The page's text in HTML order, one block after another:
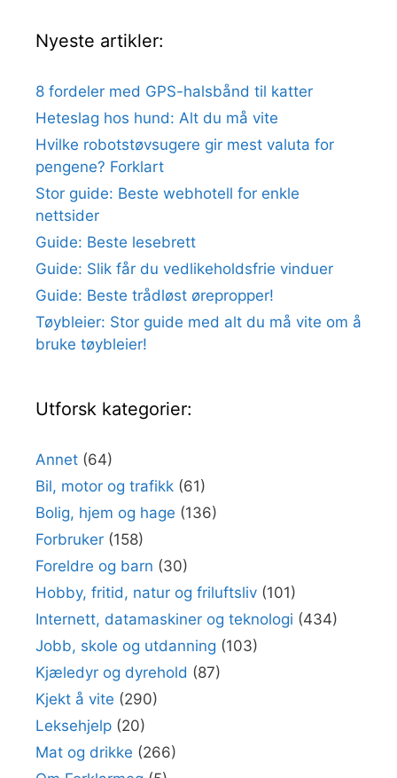
Nyeste artikler:
8 fordeler med GPS-halsbånd til katter
Heteslag hos hund: Alt du må vite
Hvilke robotstøvsugere gir mest valuta for
pengene? Forklart
Stor guide: Beste webhotell for enkle
nettsider
Guide: Beste lesebrett
Guide: Slik får du vedlikeholdsfrie vinduer
Guide: Beste trådløst ørepropper!
Tøybleier: Stor guide med alt du må vite om å
bruke tøybleier!
Utforsk kategorier:
Annet (64)
Bil, motor og trafikk (61)
Bolig, hjem og hage (136)
Forbruker (158)
Foreldre og barn (30)
Hobby, fritid, natur og friluftsliv (101)
Internett, datamaskiner og teknologi (434)
Jobb, skole og utdanning (103)
Kjæledyr og dyrehold (87)
Kjekt å vite (290)
Leksehjelp (20)
Mat og drikke (266)